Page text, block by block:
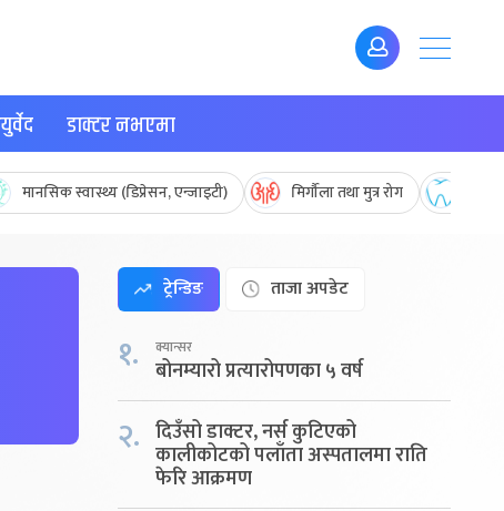
डाक्टर नभएमा
मानसिक स्वास्थ्य (डिप्रेसन, एन्जाइटी) मिर्गौला तथा मुत्र रोग
ट्रेन्डिङ ताजा अपडेट
१. क्यान्सर
बोनम्यारो प्रत्यारोपणका ५ वर्ष
२. दिउँसो डाक्टर, नर्स कुटिएको
कालीकोटको पलाँता अस्पतालमा राति
फेरि आक्रमण